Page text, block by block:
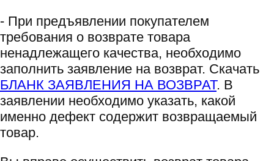
- При предъявлении покупателем
требования о возврате товара
ненадлежащего качества, необходимо
заполнить заявление на возврат. Скачать
БЛАНК ЗАЯВЛЕНИЯ НА ВОЗВРАТ. В
заявлении необходимо указать, какой
именно дефект содержит возвращаемый
товар.